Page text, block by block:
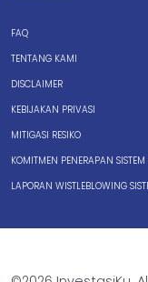
FAQ
TENTANG KAMI
DISCLAIMER
KEBIJAKAN PRIVASI
MITIGASI RESIKO
KOMITMEN PENERAPAN
LAPORAN WISTLEBLOWING